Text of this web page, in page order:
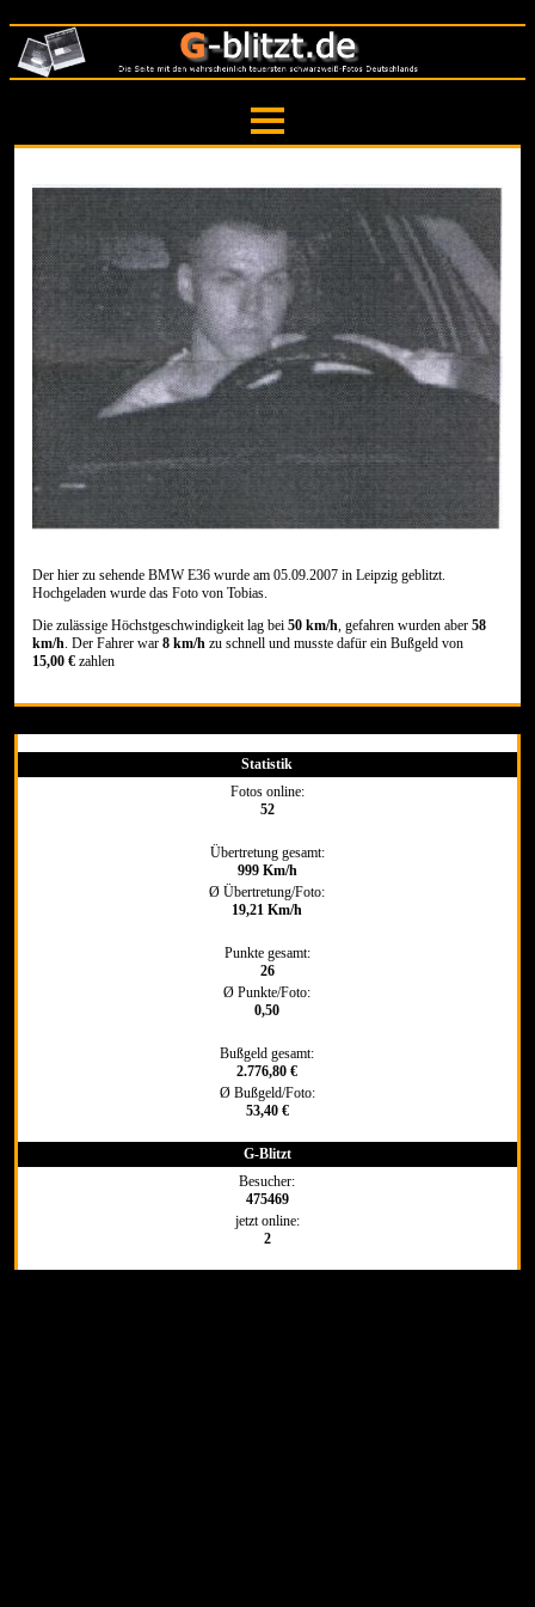
Der hier zu sehende BMW E36 wurde am 05.09.2007 in Leipzig geblitzt.
Hochgeladen wurde das Foto von Tobias.
Die zulässige Höchstgeschwindigkeit lag bei50 km/h , gefahren wurden aber58
km/h . Der Fahrer war8 km/h zu schnell und musste dafür ein Bußgeld von
15,00 € zahlen
Statistik
Fotos online:
52
Übertretung gesamt:
999 Km/h
Ø Übertretung/Foto:
19,21 Km/h
Punkte gesamt:
26
Ø Punkte/Foto:
0,50
Bußgeld gesamt:
2.776,80 €
Ø Bußgeld/Foto:
53,40 €
G-Blitzt
Besucher:
475469
jetzt online:
2